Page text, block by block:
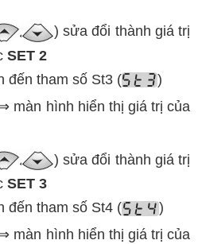
) sửa đổi thành giá trị
SET 2
đến tham số St3 (
)
màn hình hiển thị giá trị của
) sửa đổi thành giá trị
SET 3
đến tham số St4 (
)
màn hình hiển thị giá trị của